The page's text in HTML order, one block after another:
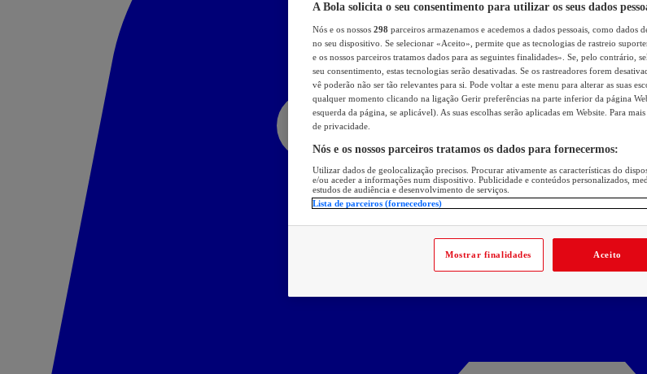
A Bola solicita o seu consentimento para utilizar os seus dados
Nós e os nossos 298 parceiros armazenamos e acedemos a dados pessoais, como dados
no seu dispositivo. Se selecionar «Aceito», permite que as tecnologias de rastreio
e os nossos parceiros tratamos dados para as seguintes finalidades». Se, pelo contrário,
seu consentimento, estas tecnologias serão desativadas. Se os rastreadores forem
vê poderão não ser tão relevantes para si. Pode voltar a este menu para alterar as suas
qualquer momento clicando na ligação Gerir preferências na parte inferior da página
esquerda da página, se aplicável). As suas escolhas serão aplicadas em Website. Para
de privacidade.
Nós e os nossos parceiros tratamos os dados para fornecermos:
Utilizar dados de geolocalização precisos. Procurar ativamente as características do
e/ou aceder a informações num dispositivo. Publicidade e conteúdos personalizados,
estudos de audiência e desenvolvimento de serviços.
Lista de parceiros (fornecedores)
Mostrar finalidades Aceito